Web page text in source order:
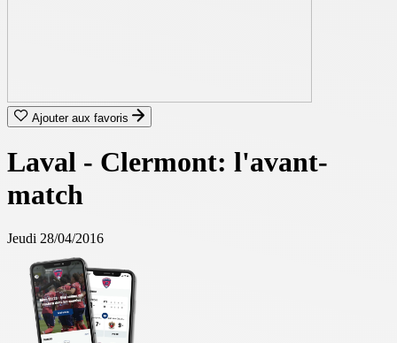
Ajouter aux favoris
Laval - Clermont: l'avant-
match
Jeudi 28/04/2016